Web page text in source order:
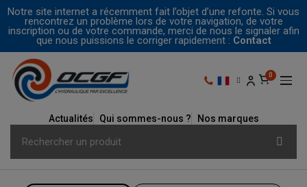
Notre site internet a récemment fait l’objet d’une refonte. Si vous
rencontrez un problème lors de votre navigation, de votre
inscription ou de votre commande, merci de nous le signaler afin
que nous puissions le corriger rapidement : Contact
Actualités Qui sommes-nous ? Nos marques